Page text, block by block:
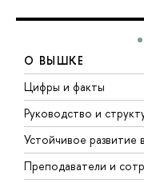
О ВЫШКЕ
Цифры и факты
Руководство и
Устойчивое
Преподаватели и